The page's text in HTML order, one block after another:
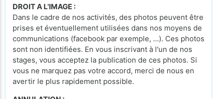
DROIT A L'IMAGE :
Dans le cadre de nos activités, des photos peuvent être
prises et éventuellement utilisées dans nos moyens de
communications (facebook par exemple, ...). Ces photos
sont non identifiées. En vous inscrivant à l'un de nos
stages, vous acceptez la publication de ces photos. Si
vous ne marquez pas votre accord, merci de nous en
avertir le plus rapidement possible.